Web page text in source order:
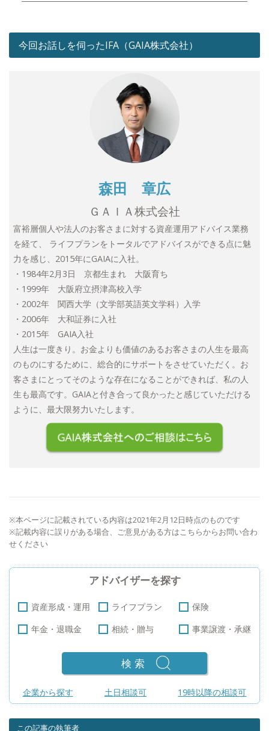
今回お話しを伺ったIFA（GAIA株式会社）
森田 章広
ＧＡＩＡ株式会社
富裕層個人や法人のお客さまに対する資産運用アドバイス業務
を経て、 ライフプランをトータルでアドバイスができる点に魅
力を感じ、2015年にGAIAに入社。
・1984年2月3日 京都生まれ 大阪育ち
・1999年 大阪府立摂津高校入学
・2002年 関西大学（文学部英語英文学科）入学
・2006年 大和証券に入社
・2015年 GAIA入社
人生は一度きり。お金よりも価値のあるお客さまの人生を最高
のものにするために、総合的にサポートをさせていただく。お
客さまにとってそのような存在になることができれば、私の人
生も最高です。GAIAと付き合って良かったと感じていただける
ように、最大限努力いたします。
※本ページに記載されている内容は2021年2月12日時点のものです
※記載内容に誤りがある場合、ご意見がある方はこちらからお問い合わ
せください
アドバイザーを探す
資産形成・運用 ライフプラン
保険
年金・退職金
相続・贈与 事業譲渡・承継
検索
企業から探す 土日相談可 19時以降の相談可
この記事の執筆者